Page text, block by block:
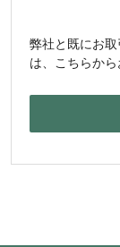
弊社と既にお
は、こちらから